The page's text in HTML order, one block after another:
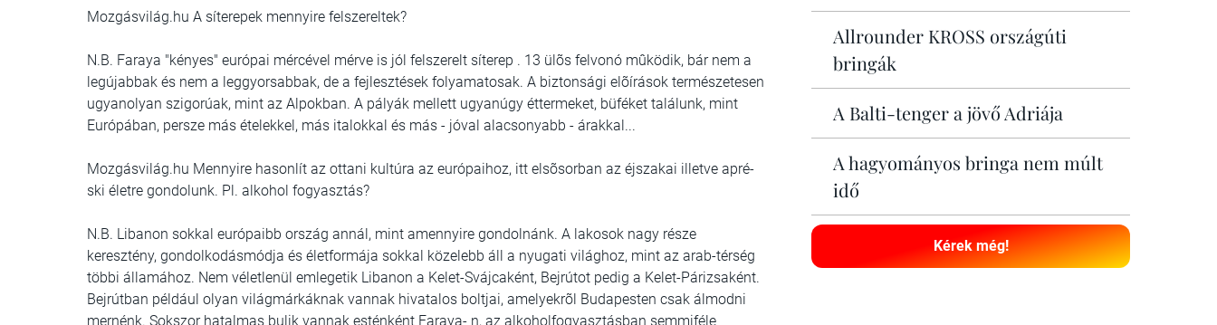
Mozgásvilág.hu A síterepek mennyire felszereltek?
N.B. Faraya "kényes" európai mércével mérve is jól felszerelt síterep . 13 ülõs felvonó mûködik, bár nem a
legújabbak és nem a leggyorsabbak, de a fejlesztések folyamatosak. A biztonsági elõírások természetesen
ugyanolyan szigorúak, mint az Alpokban. A pályák mellett ugyanúgy éttermeket, büféket találunk, mint
Európában, persze más ételekkel, más italokkal és más - jóval alacsonyabb - árakkal...
Mozgásvilág.hu Mennyire hasonlít az ottani kultúra az európaihoz, itt elsõsorban az éjszakai illetve apré-
ski életre gondolunk. Pl. alkohol fogyasztás?
N.B. Libanon sokkal európaibb ország annál, mint amennyire gondolnánk. A lakosok nagy része
keresztény, gondolkodásmódja és életformája sokkal közelebb áll a nyugati világhoz, mint az arab-térség
többi államához. Nem véletlenül emlegetik Libanon a Kelet-Svájcaként, Bejrútot pedig a Kelet-Párizsaként.
Bejrútban például olyan világmárkáknak vannak hivatalos boltjai, amelyekrõl Budapesten csak álmodni
mernénk. Sokszor hatalmas bulik vannak esténként Faraya- n, az alkoholfogyasztásban semmiféle
Allrounder KROSS országúti
bringák
A Balti-tenger a jövő Adriája
A hagyományos bringa nem múlt
idő
Kérek még!